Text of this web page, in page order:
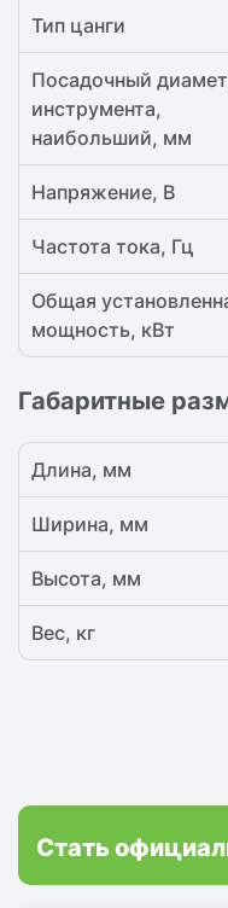
Тип цанги
Посадочный
инструмента,
наибольший, мм
Напряжение, В
Частота тока, Гц
Общая
мощность, кВт
Габаритные
Длина, мм
Ширина, мм
Высота, мм
Вес, кг
Стать